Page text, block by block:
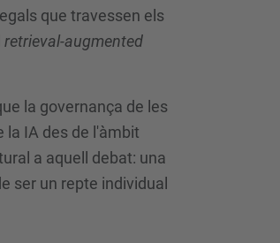
que travessen els
retrieval-augmented
la governança de les
la IA des de l'àmbit
a aquell debat: una
ser un repte individual